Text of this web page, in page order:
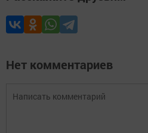
Нет комментариев